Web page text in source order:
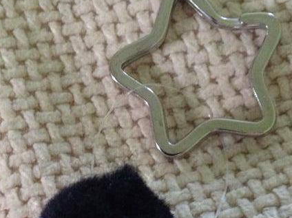
als
1.
Lege alle
bereit. Falls